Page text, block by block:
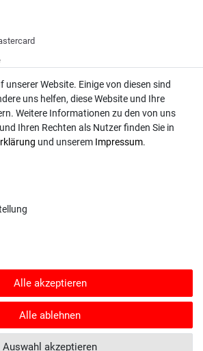
Post
direkt an unser Service-Team.
motoren.de
Kall, In der Laach 1-3
SHOPVOTE setzt automatische und manuelle
vorbehalten. - Rasentraktoren-Motoren | Realisation
unserer Website. Einige von diesen sind
uns helfen, diese Website und Ihre
Weitere Informationen zu den von uns
Ihren Rechten als Nutzer finden Sie in
und unserem Impressum.
Alle akzeptieren
Alle ablehnen
Auswahl akzeptieren